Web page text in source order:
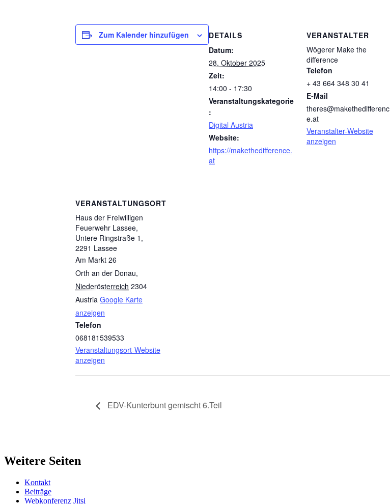
Zum Kalender hinzufügen
DETAILS
Datum:
28. Oktober 2025
Zeit:
14:00 - 17:30
Veranstaltungskategorie
:
Digital Austria
Website:
https://makethedifference.
at
VERANSTALTER
Wögerer Make the
difference
Telefon
+ 43 664 348 30 41
E-Mail
theres@makethedifferenc
e.at
Veranstalter-Website
anzeigen
VERANSTALTUNGSORT
Haus der Freiwilligen
Feuerwehr Lassee,
Untere Ringstraße 1,
2291 Lassee
Am Markt 26
Orth an der Donau,
Niederösterreich 2304
Austria Google Karte
anzeigen
Telefon
068181539533
Veranstaltungsort-Website
anzeigen
EDV-Kunterbunt gemischt 6.Teil
Weitere Seiten
Kontakt
Beiträge
Webkonferenz Jitsi